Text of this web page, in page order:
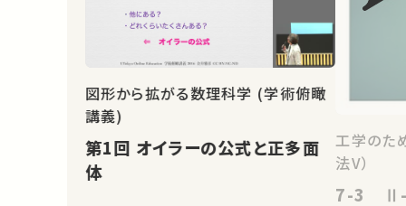
図形から拡がる数理科学 (学術俯瞰
講義)
第1回 オイラーの公式と正多面
体
工学のた
法V）
7-3 Ⅱ-